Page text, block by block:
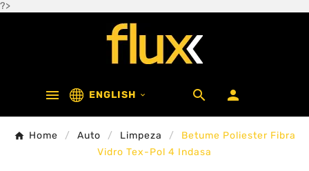
?>
 ENGLISH   
Home Auto Limpeza
Betume Poliester Fibra
Vidro Tex-Pol 4 Indasa